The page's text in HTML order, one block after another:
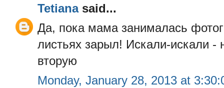
Tetianasaid...
Да, пока мама занималась
листьях зарыл! Искали-искали
вторую
Monday, January 28, 2013 at